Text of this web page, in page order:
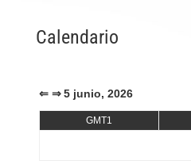
Calendario
⇐ ⇒ 5 junio, 2026
GMT1